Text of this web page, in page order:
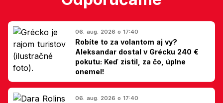
06. aug. 2026 o 17:40
Robíte to za volantom aj vy?
Aleksandar dostal v Grécku 240 €
pokutu: Keď zistil, za čo, úplne
onemel!
06. aug. 2026 o 17:40